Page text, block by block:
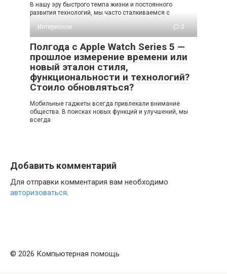
В нашу эру быстрого темпа жизни и постоянного
развития технологий, мы часто сталкиваемся с
Интересное
0
Полгода с Apple Watch Series 5 —
прошлое измерение времени или
новый эталон стиля,
функциональности и технологий?
Стоило обновляться?
Мобильные гаджеты всегда привлекали внимание
общества. В поисках новых функций и улучшений, мы
всегда
Добавить комментарий
Для отправки комментария вам необходимо
авторизоваться.
© 2026 Компьютерная помощь